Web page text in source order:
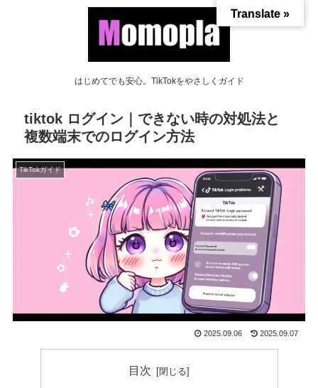
はじめてでも安心。TikTokをやさしくガイド
tiktok ログイン｜できない時の対処法と
複数端末でのログイン方法
TikTokガイド
2025.09.06 2025.09.07
目次
Translate »